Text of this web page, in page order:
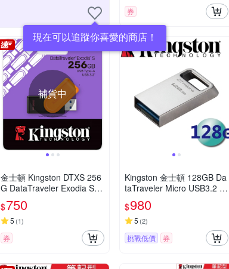
現在可以追蹤你喜愛的商店！
券
補貨中
金士頓 Kingston DTXS 256
G DataTraveler Exodia S
隨身碟 DTXS/256GB
$750
5 (1)
券
Kingston 金士頓 128GB Da
taTraveler Micro USB3.2 隨
身碟 DTMC3G2/128GB
$980
5 (2)
挑戰低價 券